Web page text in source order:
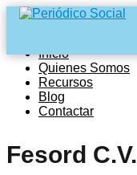
Inicio
Quienes Somos
Recursos
Blog
Contactar
Fesord C.V.